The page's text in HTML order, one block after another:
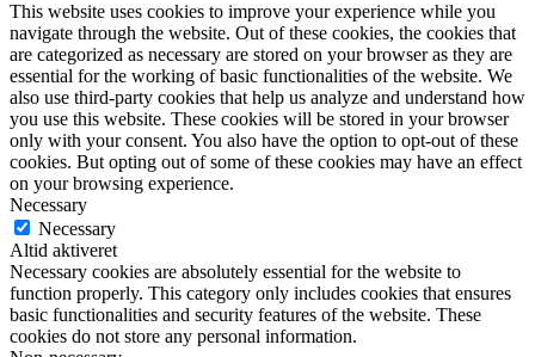
This website uses cookies to improve your experience while you
navigate through the website. Out of these cookies, the cookies that
are categorized as necessary are stored on your browser as they are
essential for the working of basic functionalities of the website. We
also use third-party cookies that help us analyze and understand how
you use this website. These cookies will be stored in your browser
only with your consent. You also have the option to opt-out of these
cookies. But opting out of some of these cookies may have an effect
on your browsing experience.
Necessary
Necessary
Altid aktiveret
Necessary cookies are absolutely essential for the website to
function properly. This category only includes cookies that ensures
basic functionalities and security features of the website. These
cookies do not store any personal information.